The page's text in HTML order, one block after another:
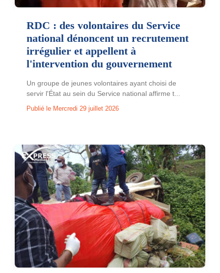
RDC : des volontaires du Service
national dénoncent un recrutement
irrégulier et appellent à
l'intervention du gouvernement
Un groupe de jeunes volontaires ayant choisi de
servir l'État au sein du Service national affirme t...
Publié le Mercredi 29 juillet 2026